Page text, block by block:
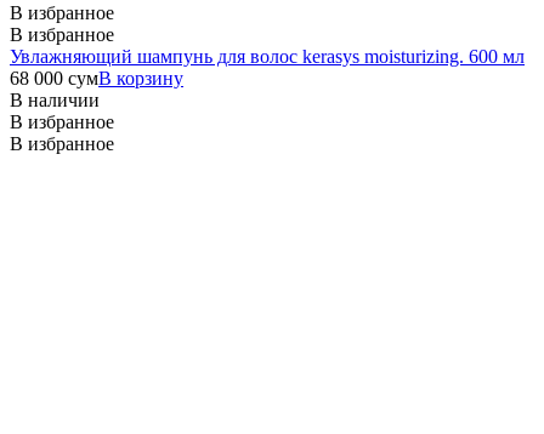
В избранное
В избранное
Увлажняющий шампунь для волос kerasys moisturizing. 600 мл
68 000 сумВ корзину
В наличии
В избранное
В избранное